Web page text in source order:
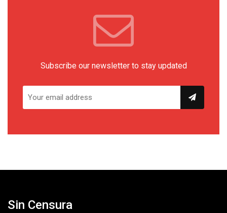
Subscribe our newsletter to stay updated
Sin Censura